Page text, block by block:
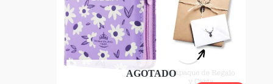
AGOTADO